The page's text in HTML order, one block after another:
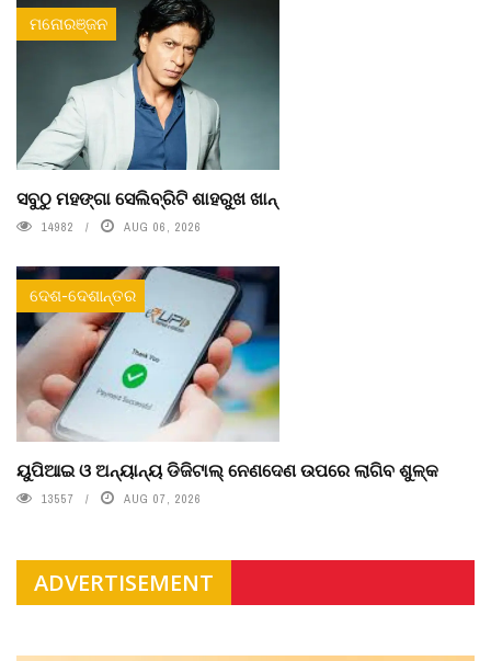
ମନୋରଞ୍ଜନ
ସବୁଠୁ ମହଙ୍ଗା ସେଲିବ୍ରିଟି ଶାହରୁଖ ଖାନ୍
14982 AUG 06, 2026
ଦେଶ-ଦେଶାନ୍ତର
ୟୁପିଆଇ ଓ ଅନ୍ୟାନ୍ୟ ଡିଜିଟାଲ୍ ନେଣଦେଣ ଉପରେ ଲାଗିବ ଶୁଳ୍କ
13557 AUG 07, 2026
ADVERTISEMENT